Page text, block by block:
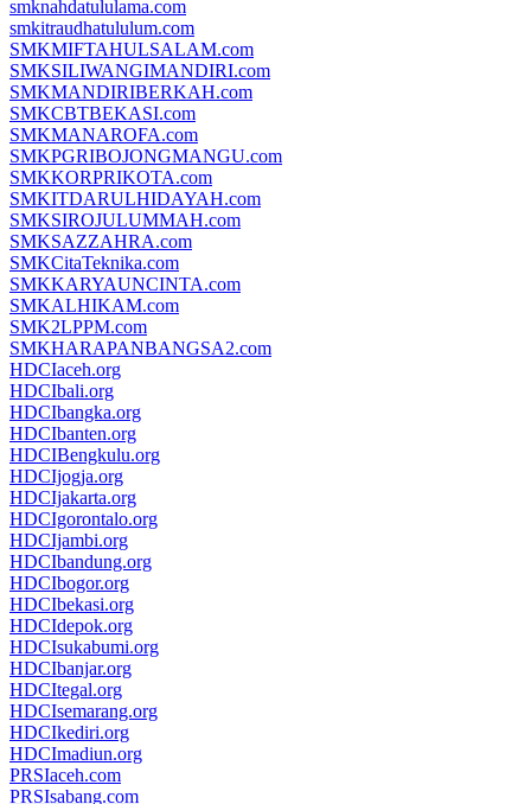
smknahdatululama.com
smkitraudhatululum.com
SMKMIFTAHULSALAM.com
SMKSILIWANGIMANDIRI.com
SMKMANDIRIBERKAH.com
SMKCBTBEKASI.com
SMKMANAROFA.com
SMKPGRIBOJONGMANGU.com
SMKKORPRIKOTA.com
SMKITDARULHIDAYAH.com
SMKSIROJULUMMAH.com
SMKSAZZAHRA.com
SMKCitaTeknika.com
SMKKARYAUNCINTA.com
SMKALHIKAM.com
SMK2LPPM.com
SMKHARAPANBANGSA2.com
HDCIaceh.org
HDCIbali.org
HDCIbangka.org
HDCIbanten.org
HDCIBengkulu.org
HDCIjogja.org
HDCIjakarta.org
HDCIgorontalo.org
HDCIjambi.org
HDCIbandung.org
HDCIbogor.org
HDCIbekasi.org
HDCIdepok.org
HDCIsukabumi.org
HDCIbanjar.org
HDCItegal.org
HDCIsemarang.org
HDCIkediri.org
HDCImadiun.org
PRSIaceh.com
PRSIsabang.com